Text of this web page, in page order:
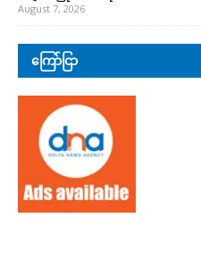
August 7, 2026
ကြော်ငြာ